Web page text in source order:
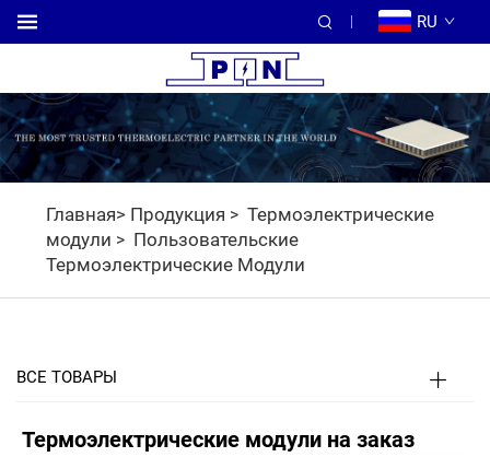
RU
Главная> Продукция > Термоэлектрические
модули > Пользовательские
Термоэлектрические Модули
ВСЕ ТОВАРЫ
Термоэлектрические модули на заказ